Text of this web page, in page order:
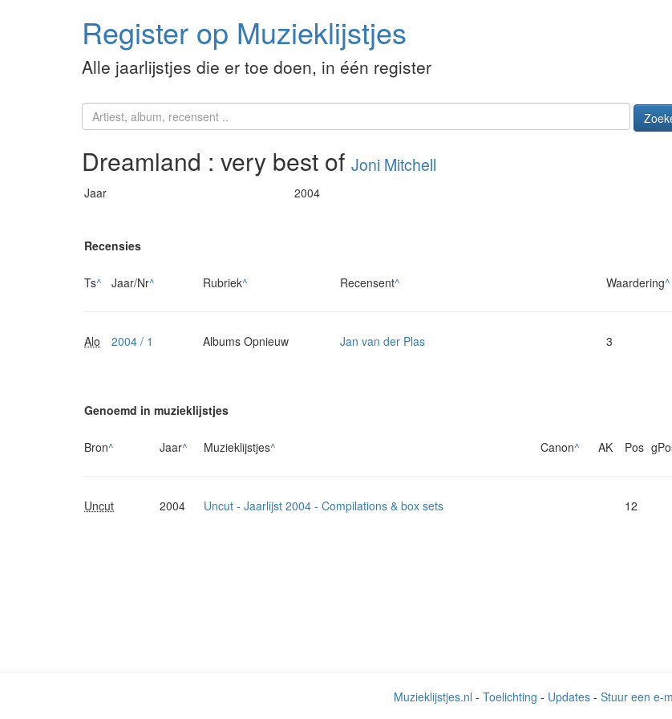
Register op Muzieklijstjes
Alle jaarlijstjes die er toe doen, in één register
Dreamland : very best of Joni Mitchell
Jaar 2004
Recensies
Ts^ Jaar/Nr^ Rubriek^ Recensent^ Waardering^
Alo 2004 / 1 Albums Opnieuw Jan van der Plas 3
Genoemd in muzieklijstjes
Bron^ Jaar^ Muzieklijstjes^ Canon^ AK Pos
Uncut 2004 Uncut - Jaarlijst 2004 - Compilations & box sets 12
Muzieklijstjes.nl - Toelichting - Updates- Stuur een e-